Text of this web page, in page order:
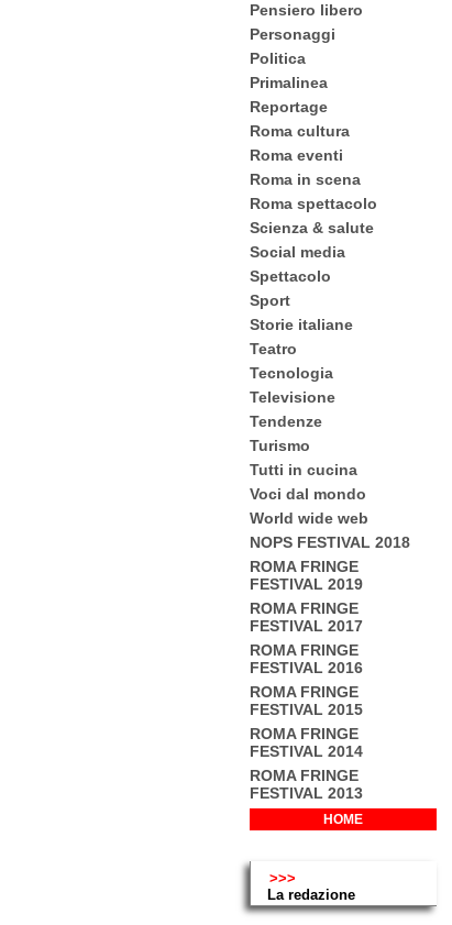
Pensiero libero
Personaggi
Politica
Primalinea
Reportage
Roma cultura
Roma eventi
Roma in scena
Roma spettacolo
Scienza & salute
Social media
Spettacolo
Sport
Storie italiane
Teatro
Tecnologia
Televisione
Tendenze
Turismo
Tutti in cucina
Voci dal mondo
World wide web
NOPS FESTIVAL 2018
ROMA FRINGE
FESTIVAL 2019
ROMA FRINGE
FESTIVAL 2017
ROMA FRINGE
FESTIVAL 2016
ROMA FRINGE
FESTIVAL 2015
ROMA FRINGE
FESTIVAL 2014
ROMA FRINGE
FESTIVAL 2013
HOME
>>>
La redazione